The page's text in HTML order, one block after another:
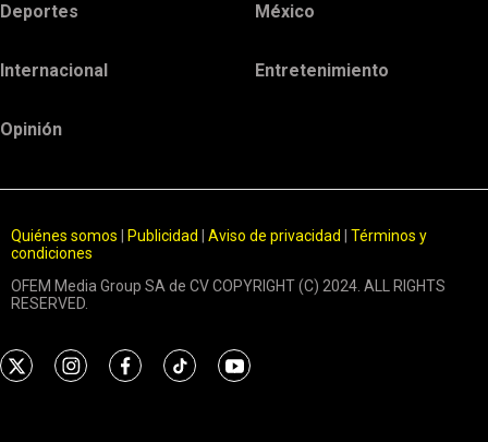
Deportes México
Internacional Entretenimiento
Opinión
Quiénes somos Publicidad Aviso de privacidad
Términos y
condiciones
OFEM Media Group SA de CV COPYRIGHT (C) 2024. ALL RIGHTS
RESERVED.
t
i
f
t
y